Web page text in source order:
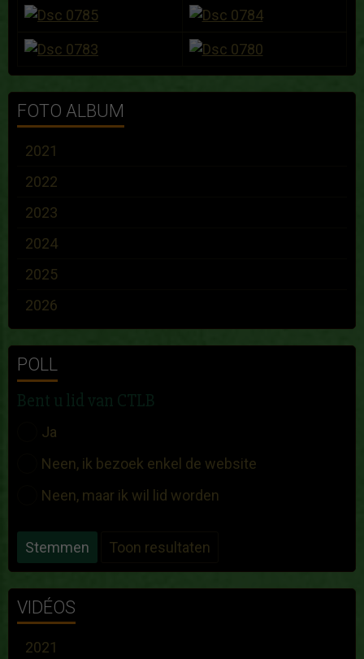
FOTO ALBUM
2021
2022
2023
2024
2025
2026
POLL
Bent u lid van CTLB
Ja
Neen, ik bezoek enkel de website
Neen, maar ik wil lid worden
Stemmen Toon resultaten
VIDÉOS
2021